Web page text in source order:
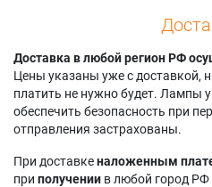
Доставка в любой регион РФ
Цены указаны уже с доставкой,
платить не нужно будет. Лампы
обеспечить безопасность при
отправления застрахованы.
При доставкеналоженным
при получении в любой город РФ